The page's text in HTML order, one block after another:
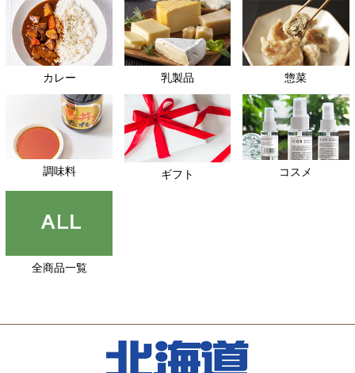
カレー 乳製品 惣菜
調味料 ギフト コスメ
全商品一覧